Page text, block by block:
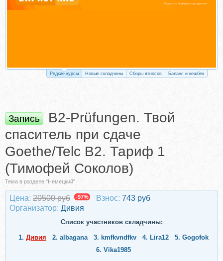
Редкие курсы Новые складчины Сборы взносов Баланс и кешбек
Запись
B2-Prüfungen. Твой
спаситель при сдаче
Goethe/Telc B2. Тариф 1
(Тимофей Соколов)
Тема в разделе "Немецкий"
Цена: 20500 руб -97% Взнос: 743 руб
Организатор: Дивия
Список участников складчины:
1. Дивия 2. albagana 3. kmfkvndfkv 4. Lira12 5. Gogofok
6. Vika1985